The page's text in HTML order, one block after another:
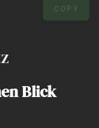
Blick
COPY